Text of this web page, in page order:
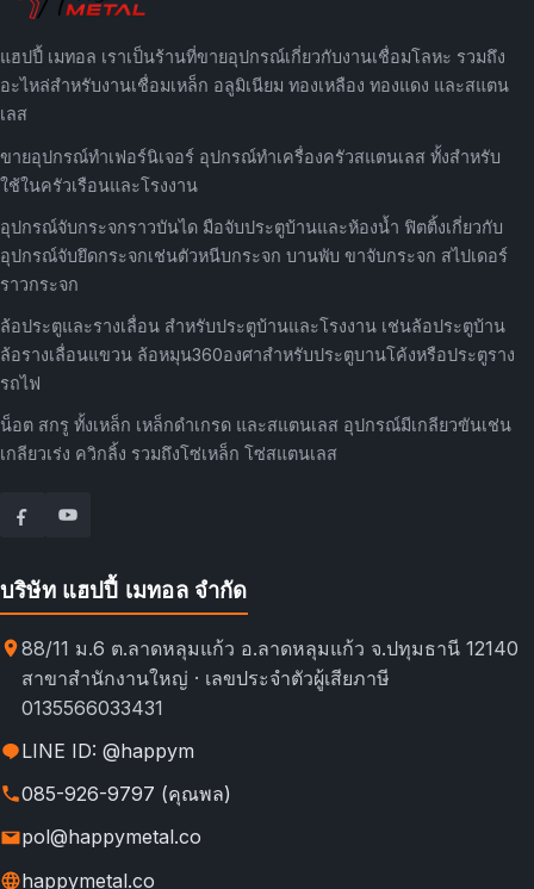
แฮปปี้ เมทอล เราเป็นร้านที่ขายอุปกรณ์เกี่ยวกับงานเชื่อมโลหะ รวมถึง
อะไหล่สำหรับงานเชื่อมเหล็ก อลูมิเนียม ทองเหลือง ทองแดง และสแตน
เลส
ขายอุปกรณ์ทำเฟอร์นิเจอร์ อุปกรณ์ทำเครื่องครัวสแตนเลส ทั้งสำหรับ
ใช้ในครัวเรือนและโรงงาน
อุปกรณ์จับกระจกราวบันได มือจับประตูบ้านและห้องน้ำ ฟิตติ้งเกี่ยวกับ
อุปกรณ์จับยึดกระจกเช่นตัวหนีบกระจก บานพับ ขาจับกระจก สไปเดอร์
ราวกระจก
ล้อประตูและรางเลื่อน สำหรับประตูบ้านและโรงงาน เช่นล้อประตูบ้าน
ล้อรางเลื่อนแขวน ล้อหมุน360องศาสำหรับประตูบานโค้งหรือประตูราง
รถไฟ
น็อต สกรู ทั้งเหล็ก เหล็กดำเกรด และสแตนเลส อุปกรณ์มีเกลียวขันเช่น
เกลียวเร่ง ควิกลิ้ง รวมถึงโซ่เหล็ก โซ่สแตนเลส
บริษัท แฮปปี้ เมทอล จำกัด
88/11 ม.6 ต.ลาดหลุมแก้ว อ.ลาดหลุมแก้ว จ.ปทุมธานี 12140
สาขาสำนักงานใหญ่ · เลขประจำตัวผู้เสียภาษี
0135566033431
LINE ID: @happym
085-926-9797 (คุณพล)
pol@happymetal.co
happymetal.co